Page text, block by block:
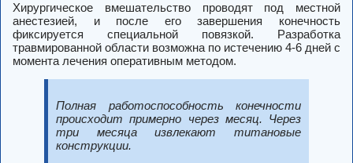
Хирургическое вмешательство проводят под местной
анестезией, и после его завершения конечность
фиксируется специальной повязкой. Разработка
травмированной области возможна по истечению 4-6 дней с
момента лечения оперативным методом.
Полная работоспособность конечности
происходит примерно через месяц. Через
три месяца извлекают титановые
конструкции.